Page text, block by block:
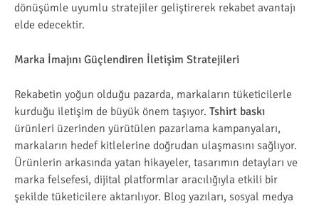
dönüşümle uyumlu stratejiler geliştirerek rekabet avantajı
elde edecektir.
Marka İmajını Güçlendiren İletişim Stratejileri
Rekabetin yoğun olduğu pazarda, markaların tüketicilerle
kurduğu iletişim de büyük önem taşıyor. Tshirt baskı
ürünleri üzerinden yürütülen pazarlama kampanyaları,
markaların hedef kitlelerine doğrudan ulaşmasını sağlıyor.
Ürünlerin arkasında yatan hikayeler, tasarımın detayları ve
marka felsefesi, dijital platformlar aracılığıyla etkili bir
şekilde tüketicilere aktarılıyor. Blog yazıları, sosyal medya